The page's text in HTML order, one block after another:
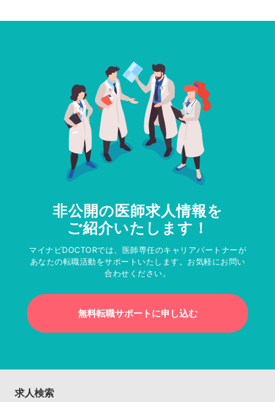
非公開の医師求人情報を
ご紹介いたします！
マイナビDOCTORでは、医師専任のキャリアパートナーが
あなたの転職活動をサポートいたします。お気軽にお問い
合わせください。
無料転職サポートに申し込む
求人検索